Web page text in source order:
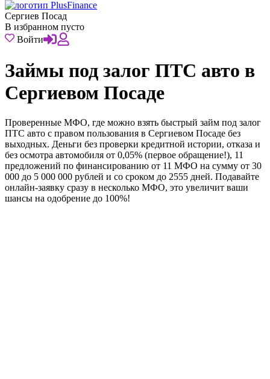
Сергиев Посад
В избранном пусто
Войти
Займы под залог ПТС авто в
Сергиевом Посаде
Проверенные МФО, где можно взять быстрый займ под залог
ПТС авто с правом пользования в Сергиевом Посаде без
выходных. Деньги без проверки кредитной истории, отказа и
без осмотра автомобиля от 0,05% (первое обращение!), 11
предложений по финансированию от 11 МФО на сумму от 30
000 до 5 000 000 рублей и со сроком до 2555 дней. Подавайте
онлайн-заявку сразу в несколько МФО, это увеличит ваши
шансы на одобрение до 100%!